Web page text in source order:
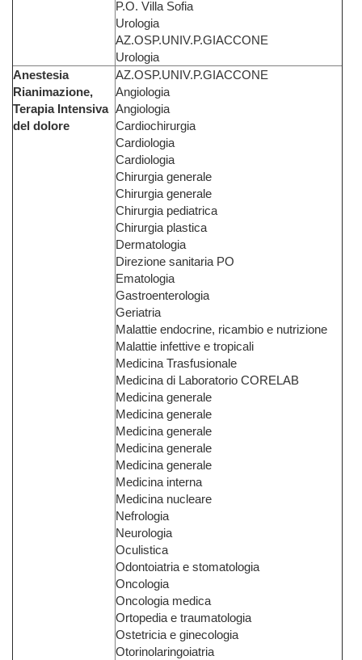
P.O. Villa Sofia
Urologia
AZ.OSP.UNIV.P.GIACCONE
Urologia
Anestesia
Rianimazione,
Terapia Intensiva
del dolore
AZ.OSP.UNIV.P.GIACCONE
Angiologia
Angiologia
Cardiochirurgia
Cardiologia
Cardiologia
Chirurgia generale
Chirurgia generale
Chirurgia pediatrica
Chirurgia plastica
Dermatologia
Direzione sanitaria PO
Ematologia
Gastroenterologia
Geriatria
Malattie endocrine, ricambio e nutrizione
Malattie infettive e tropicali
Medicina Trasfusionale
Medicina di Laboratorio CORELAB
Medicina generale
Medicina generale
Medicina generale
Medicina generale
Medicina generale
Medicina interna
Medicina nucleare
Nefrologia
Neurologia
Oculistica
Odontoiatria e stomatologia
Oncologia
Oncologia medica
Ortopedia e traumatologia
Ostetricia e ginecologia
Otorinolaringoiatria